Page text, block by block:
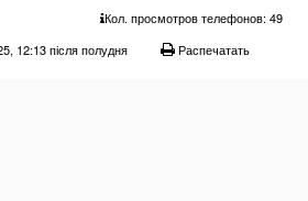
Кол. просмотров телефонов: 49
12:13 після полудня
Распечатать